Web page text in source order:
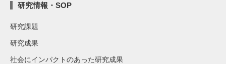
研究情報・SOP
研究課題
研究成果
社会にインパクトのあった研究成果